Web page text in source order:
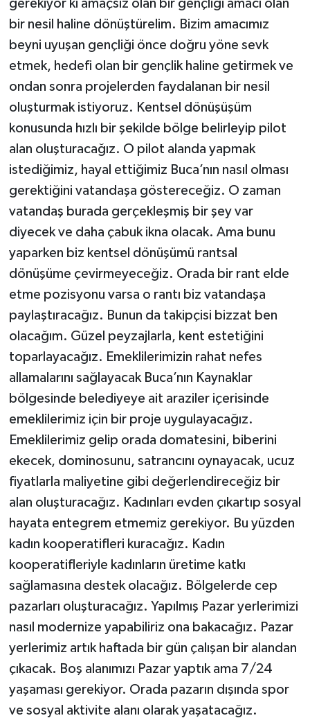
gerekiyor ki amaçsız olan bir gençliği amacı olan
bir nesil haline dönüştürelim. Bizim amacımız
beyni uyuşan gençliği önce doğru yöne sevk
etmek, hedefi olan bir gençlik haline getirmek ve
ondan sonra projelerden faydalanan bir nesil
oluşturmak istiyoruz. Kentsel dönüşüşüm
konusunda hızlı bir şekilde bölge belirleyip pilot
alan oluşturacağız. O pilot alanda yapmak
istediğimiz, hayal ettiğimiz Buca’nın nasıl olması
gerektiğini vatandaşa göstereceğiz. O zaman
vatandaş burada gerçekleşmiş bir şey var
diyecek ve daha çabuk ikna olacak. Ama bunu
yaparken biz kentsel dönüşümü rantsal
dönüşüme çevirmeyeceğiz. Orada bir rant elde
etme pozisyonu varsa o rantı biz vatandaşa
paylaştıracağız. Bunun da takipçisi bizzat ben
olacağım. Güzel peyzajlarla, kent estetiğini
toparlayacağız. Emeklilerimizin rahat nefes
allamalarını sağlayacak Buca’nın Kaynaklar
bölgesinde belediyeye ait araziler içerisinde
emeklilerimiz için bir proje uygulayacağız.
Emeklilerimiz gelip orada domatesini, biberini
ekecek, dominosunu, satrancını oynayacak, ucuz
fiyatlarla maliyetine gibi değerlendireceğiz bir
alan oluşturacağız. Kadınları evden çıkartıp sosyal
hayata entegrem etmemiz gerekiyor. Bu yüzden
kadın kooperatifleri kuracağız. Kadın
kooperatifleriyle kadınların üretime katkı
sağlamasına destek olacağız. Bölgelerde cep
pazarları oluşturacağız. Yapılmış Pazar yerlerimizi
nasıl modernize yapabiliriz ona bakacağız. Pazar
yerlerimiz artık haftada bir gün çalışan bir alandan
çıkacak. Boş alanımızı Pazar yaptık ama 7/24
yaşaması gerekiyor. Orada pazarın dışında spor
ve sosyal aktivite alanı olarak yaşatacağız.